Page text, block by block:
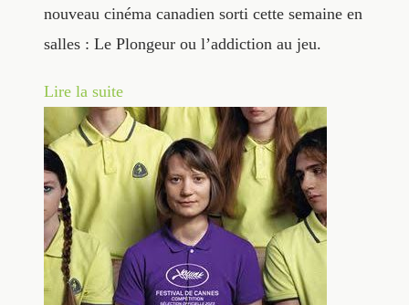
nouveau cinéma canadien sorti cette semaine en
salles : Le Plongeur ou l’addiction au jeu.
Lire la suite